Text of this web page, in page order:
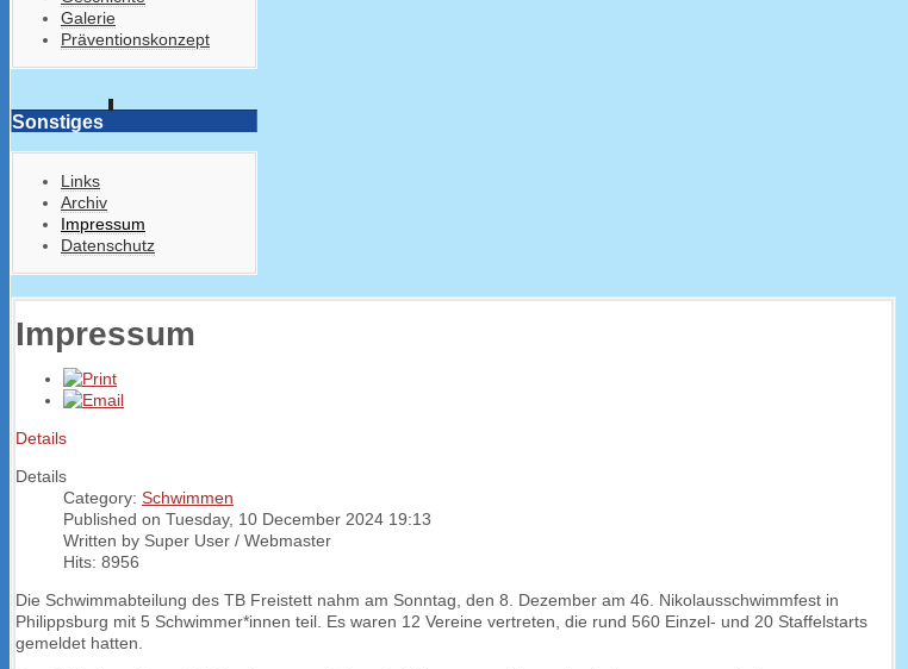
Galerie
Präventionskonzept
Sonstiges
Links
Archiv
Impressum
Datenschutz
Impressum
Details
Details
Category: Schwimmen
Published on Tuesday, 10 December 2024 19:13
Written by Super User / Webmaster
Hits: 8956
Die Schwimmabteilung des TB Freistett nahm am Sonntag, den 8. Dezember am 46. Nikolausschwimmfest in
Philippsburg mit 5 Schwimmer*innen teil. Es waren 12 Vereine vertreten, die rund 560 Einzel- und 20 Staffelstarts
gemeldet hatten.